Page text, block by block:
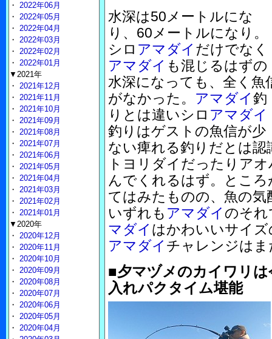
水深は50メートルにな
り、60メートルになり。
シロ アマダイ だけでなく
アマダイ も混じるはずの
水深になっても、全く魚
がなかった。 アマダイ釣
りとは違いシロ アマダイ
釣りはゲストの魚信が少
ない痺れる釣りだとは
トヨリダイだったりア
んでくれるはず。とこ
てはみたものの、魚の
いずれも アマダイ のそ
マダイ はかわいいサイ
アマダイ チャレンジは
■夕マヅメのカイワリ
入れパクタイム堪能
・ 2022年06月
・ 2022年05月
・ 2022年04月
・ 2022年03月
・ 2022年02月
・ 2022年01月
▼2021年
・ 2021年12月
・ 2021年11月
・ 2021年10月
・ 2021年09月
・ 2021年08月
・ 2021年07月
・ 2021年06月
・ 2021年05月
・ 2021年04月
・ 2021年03月
・ 2021年02月
・ 2021年01月
▼2020年
・ 2020年12月
・ 2020年11月
・ 2020年10月
・ 2020年09月
・ 2020年08月
・ 2020年07月
・ 2020年06月
・ 2020年05月
・ 2020年04月